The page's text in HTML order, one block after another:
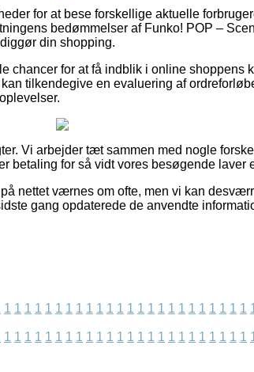
for at bese forskellige aktuelle
bedømmelser af Funko! POP –
din shopping.
chancer for at få indblik i online shoppens
tilkendegive en evaluering af
Vi arbejder tæt sammen med nogle
betaling for så vidt vores besøgende laver
nettet værnes om ofte, men vi kan
gang opdaterede de anvendte
1 1 1 1 1 1 1 1 1 1 1 1 1 1 1 1 1 1 1 1 1 1 1 1
1 1 1 1 1 1 1 1 1 1 1 1 1 1 1 1 1 1 1 1 1 1 1 1